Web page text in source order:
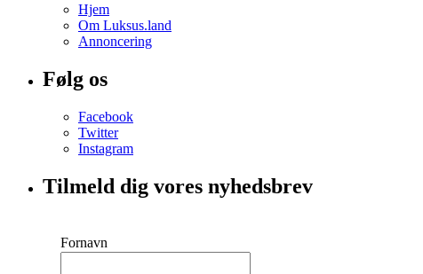
Hjem
Om Luksus.land
Annoncering
Følg os
Facebook
Twitter
Instagram
Tilmeld dig vores nyhedsbrev
Fornavn